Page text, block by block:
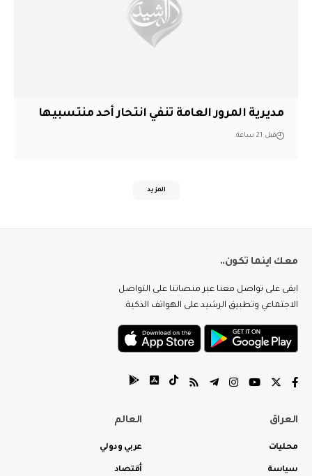
مديرية المرور العامة تنفي انتحار أحد منتسبيها
قبل 21 ساعة
المزيد
معك اينما تكون..
ابقى على تواصل معنا عبر منصاتنا على التواصل
الاجتماعي وتطبيق الرشيد على الهواتف الذكية.
العراق
محليات
سياسة
العالم
عربي ودولي
أقتصاد